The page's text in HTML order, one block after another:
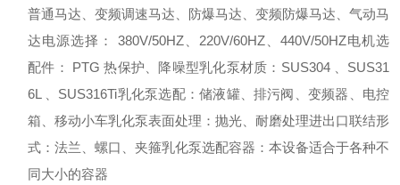
普通马达、变频调速马达、防爆马达、变频防爆马达、气动马
达电源选择： 380V/50HZ、220V/60HZ、440V/50HZ电机选
配件： PTG 热保护、降噪型乳化泵材质：SUS304 、SUS31
6L 、SUS316Ti乳化泵选配：储液罐、排污阀、变频器、电控
箱、移动小车乳化泵表面处理：抛光、耐磨处理进出口联结形
式：法兰、螺口、夹箍乳化泵选配容器：本设备适合于各种不
同大小的容器